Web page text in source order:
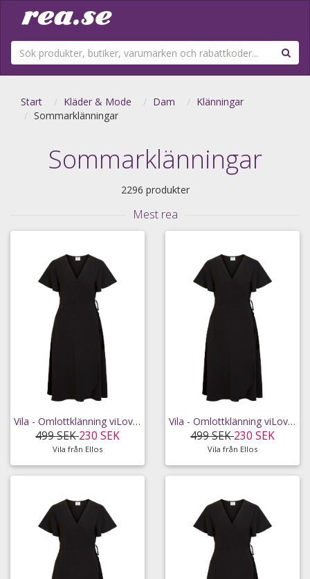
Start Kläder & Mode Dam
Klänningar
Sommarklänningar
Sommarklänningar
2296 produkter
Mest rea
Vila - Omlottklänning viLovie S/S Wrap Midi Dress - Svart - 34
499 SEK230 SEK
Vila från Ellos
Vila - Omlottklänning viLovie S/S Wrap Midi Dress - Svart - 36
499 SEK230 SEK
Vila från Ellos